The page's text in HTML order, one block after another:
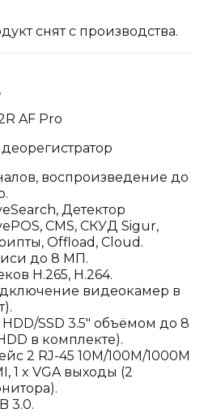
снят с производства.
AF Pro
воспроизведение до
Детектор
CMS, СКУД Sigur,
Offload, Cloud.
до 8 MП.
H.265, H.264.
видеокамер в
HDD/SSD 3.5" объёмом до 8
в комплекте).
2 RJ-45 10M/100M/1000M
1 x VGA выходы (2
3.0.